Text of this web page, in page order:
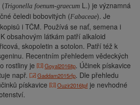
(Trigonella foenum-graecum L.) je významná
čeledi bobovitých (Fabaceae). Je
i TČM. Používá se nať, semena i
obsahovým látkám patří alkaloid
skopoletin a sotolon. Patří též k
Recentním přehledem vědeckých
rostliny je
Goyal2016itp. Účinek pískavice
např. Gaddam2015rfp. Dle přehledu
pískavice
Ouzir2016tpf je nevhodné